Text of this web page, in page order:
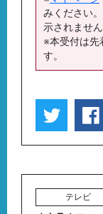
みください
示されません
※本受付は先
す。
テレビ